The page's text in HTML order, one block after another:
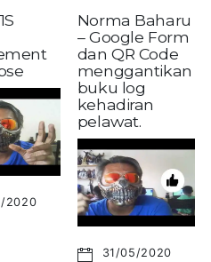
2020
Norma Baharu
– Google Form
dan QR Code
menggantikan
buku log
kehadiran
pelawat.
31/05/2020